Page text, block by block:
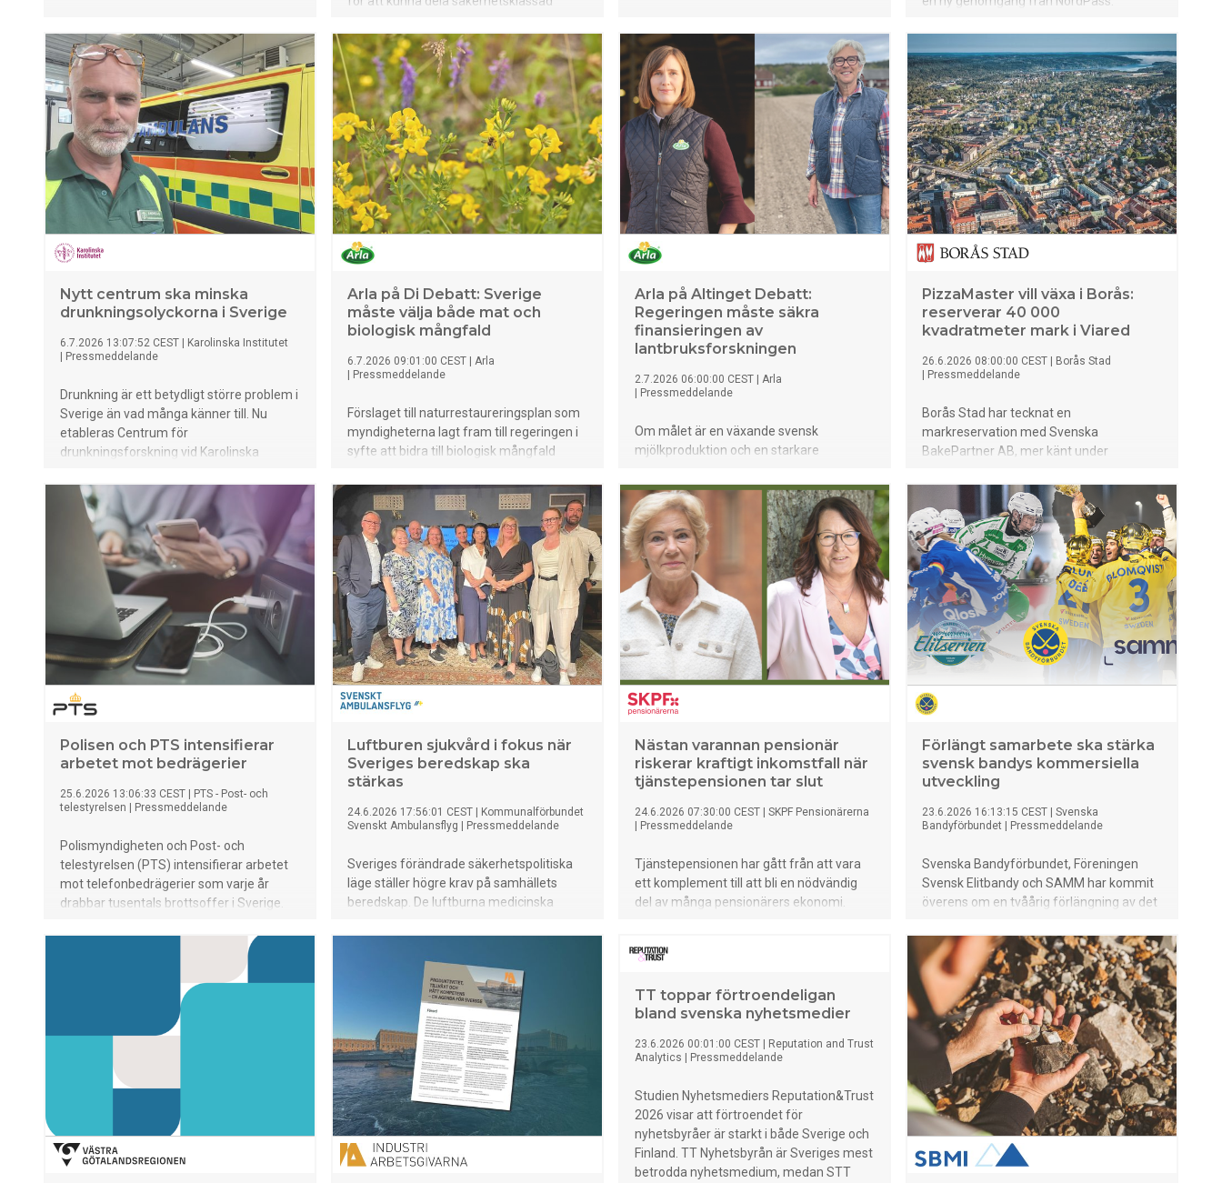
som industripartner åt Försvarsmakten
och har avtal med flertalet svenska
underleverantörer - primärt evroc, Freja
eID, Elastisys, Aityr och T-unit. Avsikten är
att projektet ska fortsätta till och med
2028.
för cyberattacker.
Nytt centrum ska minska
drunkningsolyckorna i Sverige
6.7.2026 13:07:52 CEST
Karolinska Institutet
Pressmeddelande
Drunkning är ett betydligt större problem i
Sverige än vad många känner till. Nu
etableras Centrum för
drunkningsforskning vid Karolinska
till att färre människor skadas eller
omkommer i vattenolyckor.
Arla på Di Debatt: Sverige
måste välja både mat och
biologisk mångfald
6.7.2026 09:01:00 CEST
Arla
Pressmeddelande
Förslaget till naturrestaureringsplan som
myndigheterna lagt fram till regeringen i
syfte att bidra till biologisk mångfald
svenska jordbruket i ett läge där
livsmedelsproduktionen måste stärkas,
skriver Arla, Lantmännen,
Livsmedelsföretagen och LRF på Dagens
industris debattsida. Artikeln kan även
läsas i sin helhet nedan.
Arla på Altinget Debatt:
Regeringen måste säkra
finansieringen av
lantbruksforskningen
2.7.2026 06:00:00 CEST
Arla
Pressmeddelande
Om målet är en växande svensk
mjölkproduktion och en starkare
säkerställa att den produktionsnära
lantbruksforskningen får långsiktiga
förutsättningar. Det skriver Marita Wolf,
mjölkbonde och styrelseledamot i Arla
och Stiftelsen Lantbruksforskning (SLF),
samt Helena Markstedt, samhällspolitisk
chef på Arla Sverige, i en debattartikel på
Altinget. Läs debattartikeln i sin helhet
nedan.
PizzaMaster vill växa i Borås:
reserverar 40 000
kvadratmeter mark i Viared
26.6.2026 08:00:00 CEST
Borås Stad
Pressmeddelande
Borås Stad har tecknat en
markreservation med Svenska
BakePartner AB, mer känt under
gäller en industritomt på cirka 40 000
kvadratmeter i Boråstorpet i Viared.
Polisen och PTS intensifierar
arbetet mot bedrägerier
25.6.2026 13:06:33 CEST
PTS - Post- och
telestyrelsen
Pressmeddelande
Polismyndigheten och Post- och
telestyrelsen (PTS) intensifierar arbetet
mot telefonbedrägerier som varje år
drabbar tusentals brottsoffer i Sverige.
och öka tryggheten för telefonanvändare
Luftburen sjukvård i fokus när
Sveriges beredskap ska
stärkas
24.6.2026 17:56:01 CEST
Kommunalförbundet
Svenskt Ambulansflyg
Pressmeddelande
Sveriges förändrade säkerhetspolitiska
läge ställer högre krav på samhällets
beredskap. De luftburna medicinska
ambulanshelikopter – är centrala för att
snabbt kunna leverera avancerad vård
och genomföra livsviktiga transporter i
Nästan varannan pensionär
riskerar kraftigt inkomstfall när
tjänstepensionen tar slut
24.6.2026 07:30:00 CEST
SKPF Pensionärerna
Pressmeddelande
Tjänstepensionen har gått från att vara
ett komplement till att bli en nödvändig
del av många pensionärers ekonomi.
högst tio år. I en jämförelse med
tjänstepensionen mot längre uttagstider.
Det visar en ny rapport från SPF
Seniorerna och SKPF Pensionärerna, som
nu efterlyser en nationell diskussion om
Förlängt samarbete ska stärka
svensk bandys kommersiella
utveckling
23.6.2026 16:13:15 CEST
Svenska
Bandyförbundet
Pressmeddelande
Svenska Bandyförbundet, Föreningen
Svensk Elitbandy och SAMM har kommit
överens om en tvåårig förlängning av det
bandys kommersiella utveckling. Det nya
avtalet gäller från och med maj 2026.
TT toppar förtroendeligan
bland svenska nyhetsmedier
23.6.2026 00:01:00 CEST
Reputation and Trust
Analytics
Pressmeddelande
Studien Nyhetsmediers Reputation&Trust
2026 visar att förtroendet för
nyhetsbyråer är starkt i både Sverige och
Finland. TT Nyhetsbyrån är Sveriges mest
betrodda nyhetsmedium, medan STT